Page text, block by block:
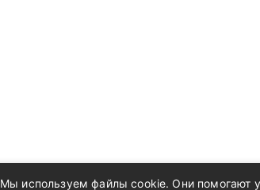
Мы используем файлы cookie. Они помогают